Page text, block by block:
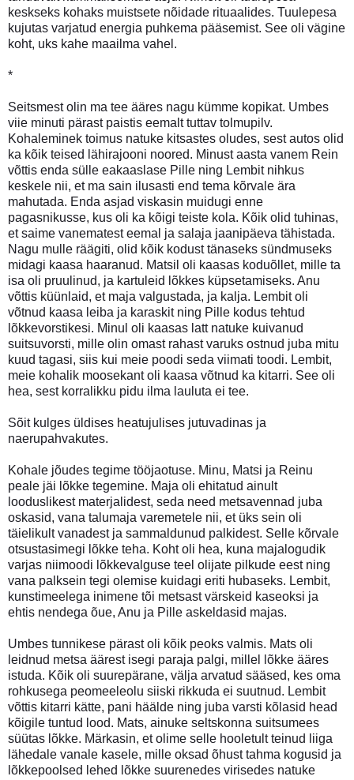
keskseks kohaks muistsete nõidade rituaalides. Tuulepesa
kujutas varjatud energia puhkema pääsemist. See oli vägine
koht, uks kahe maailma vahel.
*
Seitsmest olin ma tee ääres nagu kümme kopikat. Umbes
viie minuti pärast paistis eemalt tuttav tolmupilv.
Kohaleminek toimus natuke kitsastes oludes, sest autos olid
ka kõik teised lähirajooni noored. Minust aasta vanem Rein
võttis enda sülle eakaaslase Pille ning Lembit nihkus
keskele nii, et ma sain ilusasti end tema kõrvale ära
mahutada. Enda asjad viskasin muidugi enne
pagasnikusse, kus oli ka kõigi teiste kola. Kõik olid tuhinas,
et saime vanematest eemal ja salaja jaanipäeva tähistada.
Nagu mulle räägiti, olid kõik kodust tänaseks sündmuseks
midagi kaasa haaranud. Matsil oli kaasas koduõllet, mille ta
isa oli pruulinud, ja kartuleid lõkkes küpsetamiseks. Anu
võttis küünlaid, et maja valgustada, ja kalja. Lembit oli
võtnud kaasa leiba ja karaskit ning Pille kodus tehtud
lõkkevorstikesi. Minul oli kaasas latt natuke kuivanud
suitsuvorsti, mille olin omast rahast varuks ostnud juba mitu
kuud tagasi, siis kui meie poodi seda viimati toodi. Lembit,
meie kohalik moosekant oli kaasa võtnud ka kitarri. See oli
hea, sest korralikku pidu ilma lauluta ei tee.
Sõit kulges üldises heatujulises jutuvadinas ja
naerupahvakutes.
Kohale jõudes tegime tööjaotuse. Minu, Matsi ja Reinu
peale jäi lõkke tegemine. Maja oli ehitatud ainult
looduslikest materjalidest, seda need metsavennad juba
oskasid, vana talumaja varemetele nii, et üks sein oli
täielikult vanadest ja sammaldunud palkidest. Selle kõrvale
otsustasimegi lõkke teha. Koht oli hea, kuna majalogudik
varjas niimoodi lõkkevalguse teel olijate pilkude eest ning
vana palksein tegi olemise kuidagi eriti hubaseks. Lembit,
kunstimeelega inimene tõi metsast värskeid kaseoksi ja
ehtis nendega õue, Anu ja Pille askeldasid majas.
Umbes tunnikese pärast oli kõik peoks valmis. Mats oli
leidnud metsa äärest isegi paraja palgi, millel lõkke ääres
istuda. Kõik oli suurepärane, välja arvatud sääsed, kes oma
rohkusega peomeeleolu siiski rikkuda ei suutnud. Lembit
võttis kitarri kätte, pani häälde ning juba varsti kõlasid head
kõigile tuntud lood. Mats, ainuke seltskonna suitsumees
süütas lõkke. Märkasin, et olime selle hooletult teinud liiga
lähedale vanale kasele, mille oksad õhust tahma kogusid ja
lõkkepoolsed lehed lõkke suurenedes virisedes natuke